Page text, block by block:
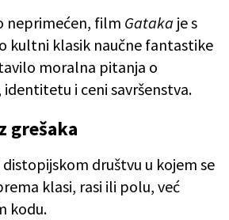
neprimećen, film Gataka je s
kultni klasik naučne fantastike
moralna pitanja o
i ceni savršenstva.
grešaka
distopijskom društvu u kojem se
klasi, rasi ili polu, već
kodu.